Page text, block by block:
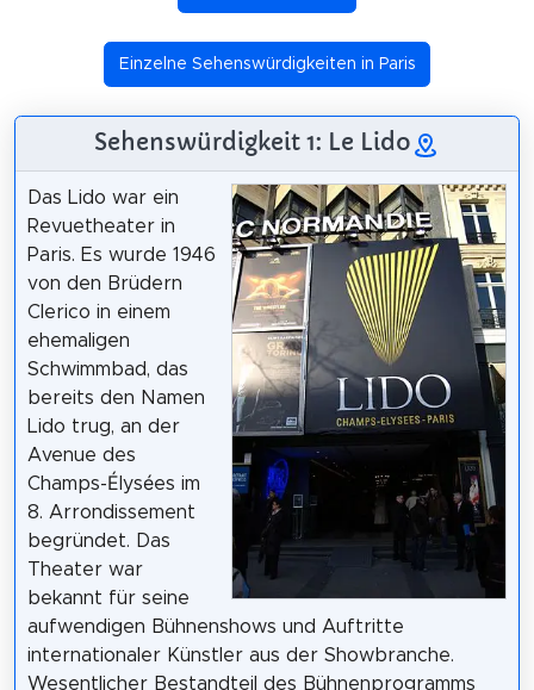
Einzelne Sehenswürdigkeiten in Paris
Sehenswürdigkeit 1: Le Lido
Das Lido war ein
Revuetheater in
Paris. Es wurde 1946
von den Brüdern
Clerico in einem
ehemaligen
Schwimmbad, das
bereits den Namen
Lido trug, an der
Avenue des
Champs-Élysées im
8. Arrondissement
begründet. Das
Theater war
bekannt für seine
aufwendigen Bühnenshows und Auftritte
internationaler Künstler aus der Showbranche.
Wesentlicher Bestandteil des Bühnenprogramms